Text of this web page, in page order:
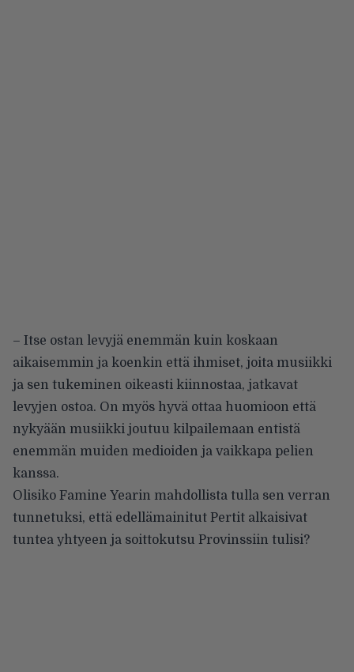
– Itse ostan levyjä enemmän kuin koskaan
aikaisemmin ja koenkin että ihmiset, joita musiikki
ja sen tukeminen oikeasti kiinnostaa, jatkavat
levyjen ostoa. On myös hyvä ottaa huomioon että
nykyään musiikki joutuu kilpailemaan entistä
enemmän muiden medioiden ja vaikkapa pelien
kanssa.
Olisiko Famine Yearin mahdollista tulla sen verran
tunnetuksi, että edellämainitut Pertit alkaisivat
tuntea yhtyeen ja soittokutsu Provinssiin tulisi?